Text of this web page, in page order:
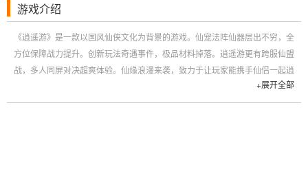
游戏介绍
《逍遥游》是一款以国风仙侠文化为背景的游戏。仙宠法阵仙器层出不穷，全
方位保障战力提升。创新玩法奇遇事件，极品材料掉落。逍遥游更有跨服仙盟
战，多人同屏对决超爽体验。仙缘浪漫来袭，致力于让玩家能携手仙侣一起逍
+展开全部